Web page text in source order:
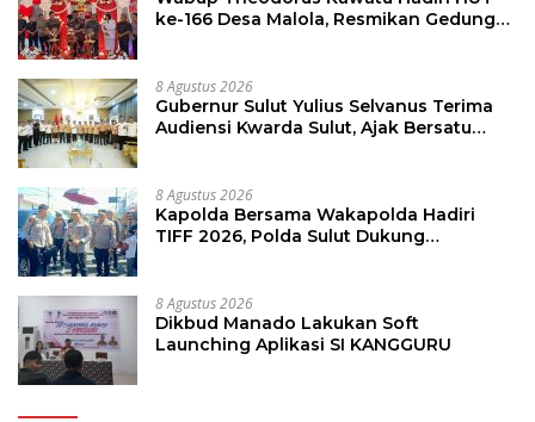
ke-166 Desa Malola, Resmikan Gedung
8 Agustus 2026
Gubernur Sulut Yulius Selvanus Terima
Audiensi Kwarda Sulut, Ajak Bersatu
8 Agustus 2026
Kapolda Bersama Wakapolda Hadiri
TIFF 2026, Polda Sulut Dukung
8 Agustus 2026
Dikbud Manado Lakukan Soft
Launching Aplikasi SI KANGGURU